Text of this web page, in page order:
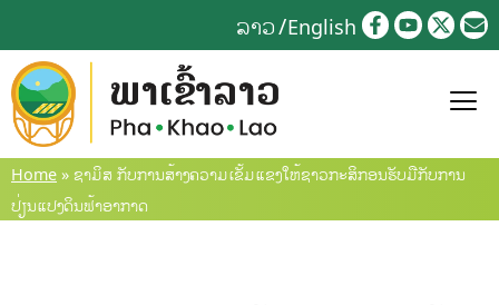
to
content
ລາວ English
Home » ຊາມິສ ກັບການສ້າງຄວາມເຂັ້ມແຂງໃຫ້ຊາວກະສິກອນຮັບມືກັບການ
ປ່ຽນແປງດິນຟ້າອາກາດ